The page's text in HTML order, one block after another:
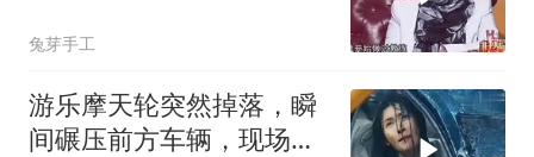
兔芽手工
游乐摩天轮突然掉落，瞬
间碾压前方车辆，现场状